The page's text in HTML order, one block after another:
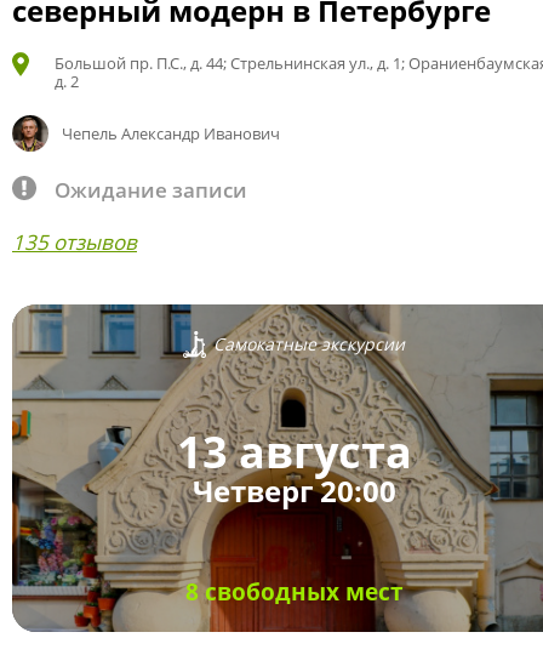
северный модерн в Петербурге
Большой пр. П.С., д. 44; Стрельнинская ул., д. 1;
д. 2
Чепель Александр Иванович
Ожидание записи
135 отзывов
Самокатные экскурсии
13 августа
Четверг 20:00
8 свободных мест